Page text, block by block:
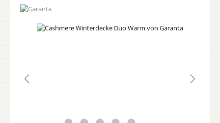
Bildergalerie überspringen